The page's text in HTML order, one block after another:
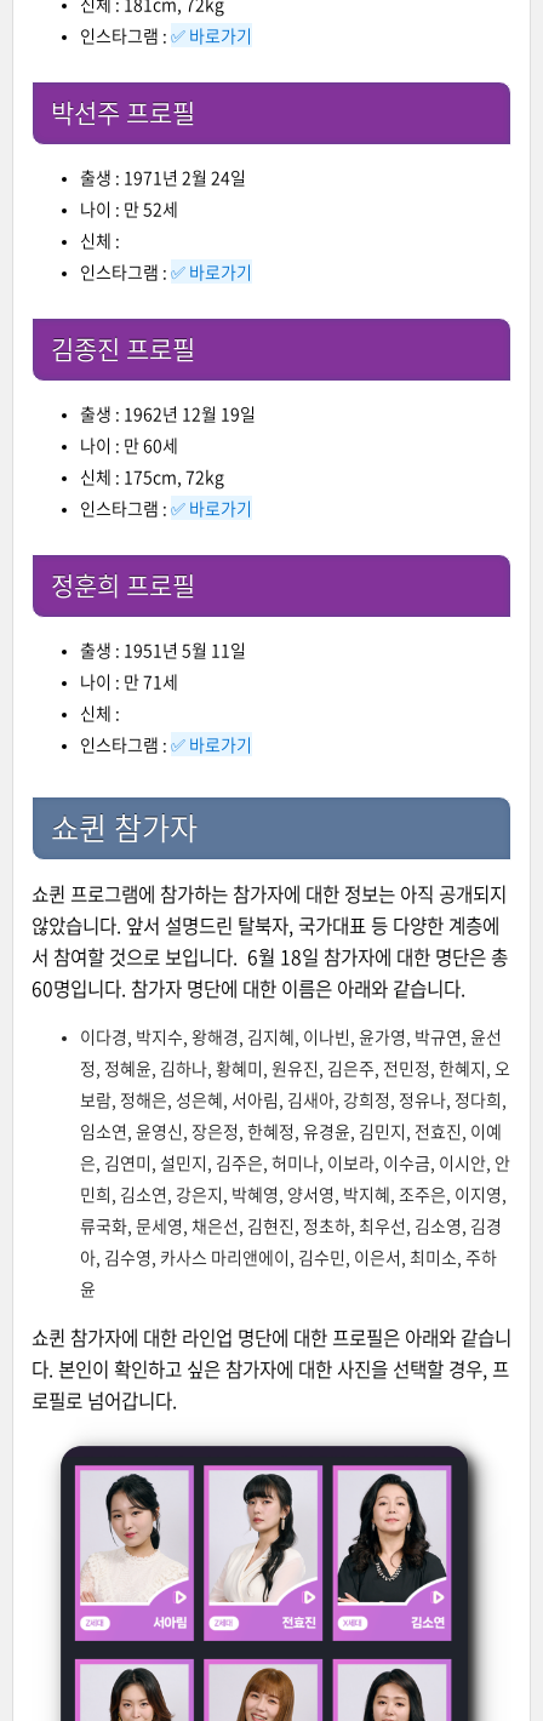
인스타그램 : ✅ 바로가기
박선주 프로필
출생 : 1971년 2월 24일
나이 : 만 52세
신체 :
인스타그램 : ✅ 바로가기
김종진 프로필
출생 : 1962년 12월 19일
나이 : 만 60세
신체 : 175cm, 72kg
인스타그램 : ✅ 바로가기
정훈희 프로필
출생 : 1951년 5월 11일
나이 : 만 71세
신체 :
인스타그램 : ✅ 바로가기
쇼퀸 참가자
쇼퀸 프로그램에 참가하는 참가자에 대한 정보는 아직 공개되지
않았습니다. 앞서 설명드린 탈북자, 국가대표 등 다양한 계층에
서 참여할 것으로 보입니다. 6월 18일 참가자에 대한 명단은 총
60명입니다. 참가자 명단에 대한 이름은 아래와 같습니다.
이다경, 박지수, 왕해경, 김지혜, 이나빈, 윤가영, 박규연, 윤선
정, 정혜윤, 김하나, 황혜미, 원유진, 김은주, 전민정, 한혜지, 오
보람, 정해은, 성은혜, 서아림, 김새아, 강희정, 정유나, 정다희,
임소연, 윤영신, 장은정, 한혜정, 유경윤, 김민지, 전효진, 이예
은, 김연미, 설민지, 김주은, 허미나, 이보라, 이수금, 이시안, 안
민희, 김소연, 강은지, 박혜영, 양서영, 박지혜, 조주은, 이지영,
류국화, 문세영, 채은선, 김현진, 정초하, 최우선, 김소영, 김경
아, 김수영, 카사스 마리앤에이, 김수민, 이은서, 최미소, 주하
윤
쇼퀸 참가자에 대한 라인업 명단에 대한 프로필은 아래와 같습니
다. 본인이 확인하고 싶은 참가자에 대한 사진을 선택할 경우, 프
로필로 넘어갑니다.